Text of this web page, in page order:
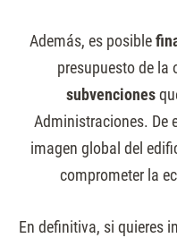
Además, es posible
presupuesto de la
subvenciones
Administraciones. De
imagen global del
comprometer la
En definitiva, si quieres